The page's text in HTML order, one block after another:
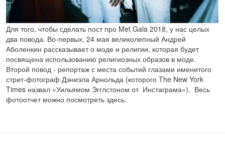
Для того, чтобы сделать пост про Met Gala 2018, у нас целых
два повода. Во-первых, 24 мая великолепный Андрей
Аболенкин рассказывает о моде и религии, которая будет
посвящена использованию религиозных образов в моде.
Второй повод - репортаж с места событий глазами именитого
стрит-фотограф Дэниэла Арнольда (которого The New York
Times назвал «Уильямом Эгглстоном от Инстаграма»). Весь
фотоотчет можно посмотреть здесь.